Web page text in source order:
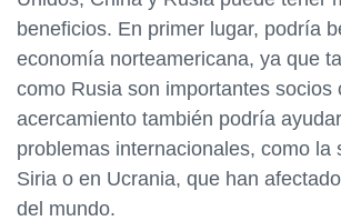
beneficios. En primer lugar, podría
economía norteamericana, ya que
como Rusia son importantes socios
acercamiento también podría
problemas internacionales, como la
Siria o en Ucrania, que han
del mundo.